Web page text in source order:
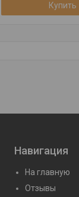
Купить
Навигация
На главную
Отзывы